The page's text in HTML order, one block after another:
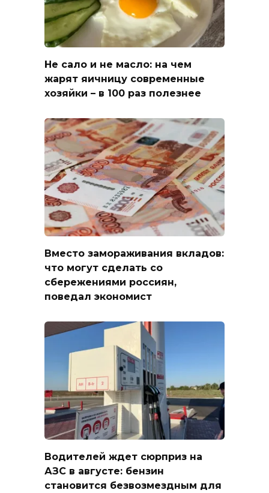
Не сало и не масло: на чем
жарят яичницу современные
хозяйки – в 100 раз полезнее
Вместо замораживания вкладов:
что могут сделать со
сбережениями россиян,
поведал экономист
Водителей ждет сюрприз на
АЗС в августе: бензин
становится безвозмездным для